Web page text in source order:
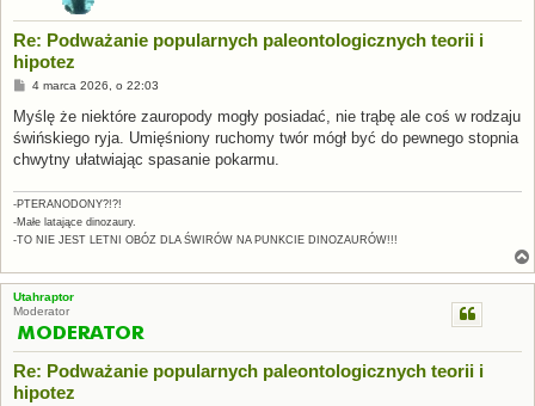
Re: Podważanie popularnych paleontologicznych teorii i
hipotez
P
s
t
4 marca 2026, o 22:03
Myślę że niektóre zauropody mogły posiadać, nie trąbę ale coś w rodzaju
świńskiego ryja. Umięśniony ruchomy twór mógł być do pewnego stopnia
chwytny ułatwiając spasanie pokarmu.
-PTERANODONY?!?!
-Małe latające dinozaury.
-TO NIE JEST LETNI OBÓZ DLA ŚWIRÓW NA PUNKCIE DINOZAURÓW!!!
Utahraptor
Moderator
Re: Podważanie popularnych paleontologicznych teorii i
hipotez